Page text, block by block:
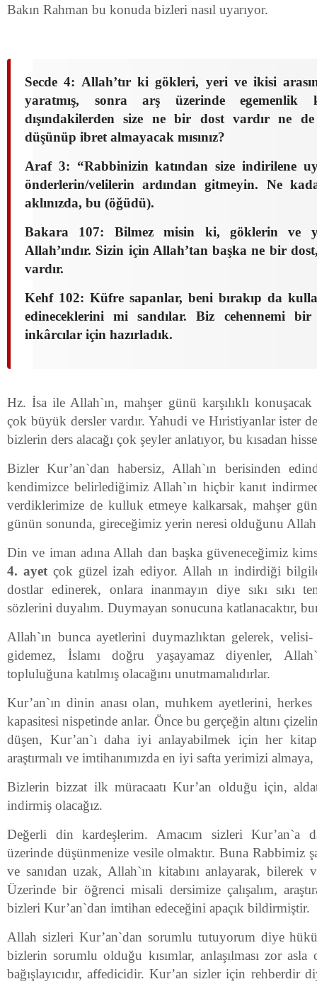
Bakın Rahman bu konuda bizleri nasıl uyarıyor.
Secde 4: Allah’tır ki gökleri, yeri ve ikisi
yaratmış, sonra arş üzerinde egemenlik
dışındakilerden size ne bir dost vardır ne
düşünüp ibret almayacak mısınız?
Araf 3: “Rabbinizin katından size indirilene
önderlerin/velilerin ardından gitmeyin. Ne
aklınızda, bu (öğüdü).
Bakara 107: Bilmez misin ki, göklerin ve
Allah’ındır. Sizin için Allah’tan başka ne bir
vardır.
Kehf 102: Küfre sapanlar, beni bırakıp da
edineceklerini mi sandılar. Biz cehennemi
inkârcılar için hazırladık.
Hz. İsa ile Allah`ın, mahşer günü karşılıklı konuşacak
çok büyük dersler vardır. Yahudi ve Hıristiyanlar ister
bizlerin ders alacağı çok şeyler anlatıyor, bu kısadan
Bizler Kur’an`dan habersiz, Allah`ın berisinden
kendimizce belirlediğimiz Allah`ın hiçbir kanıt
verdiklerimize de kulluk etmeye kalkarsak, mahşer
günün sonunda, gireceğimiz yerin neresi olduğunu
Din ve iman adına Allah dan başka güveneceğimiz
4. ayetçok güzel izah ediyor. Allah ın indirdiği
dostlar edinerek, onlara inanmayın diye sıkı sıkı
sözlerini duyalım. Duymayan sonucuna katlanacaktır,
Allah`ın bunca ayetlerini duymazlıktan gelerek,
gidemez, İslamı doğru yaşayamaz diyenler,
topluluğuna katılmış olacağını unutmamalıdırlar.
Kur’an`ın dinin anası olan, muhkem ayetlerini,
kapasitesi nispetinde anlar. Önce bu gerçeğin altını
düşen, Kur’an`ı daha iyi anlayabilmek için her
araştırmalı ve imtihanımızda en iyi safta yerimizi
Bizlerin bizzat ilk müracaatı Kur’an olduğu için,
indirmiş olacağız.
Değerli din kardeşlerim. Amacım sizleri Kur’an`a
üzerinde düşünmenize vesile olmaktır. Buna Rabbimiz
ve sanıdan uzak, Allah`ın kitabını anlayarak, bilerek
Üzerinde bir öğrenci misali dersimize çalışalım,
bizleri Kur’an`dan imtihan edeceğini apaçık bildirmiştir.
Allah sizleri Kur’an`dan sorumlu tutuyorum diye
bizlerin sorumlu olduğu kısımlar, anlaşılması zor
bağışlayıcıdır, affedicidir. Kur’an sizler için rehberdir